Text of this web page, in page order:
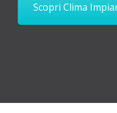
Scopri Clima